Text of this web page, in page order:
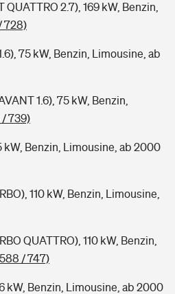
2.7), 169 kW, Benzin,
728)
75 kW, Benzin, Limousine, ab
1.6), 75 kW, Benzin,
739)
kW, Benzin, Limousine, ab 2000
110 kW, Benzin, Limousine,
QUATTRO), 110 kW, Benzin,
/ 747)
kW, Benzin, Limousine, ab 2000